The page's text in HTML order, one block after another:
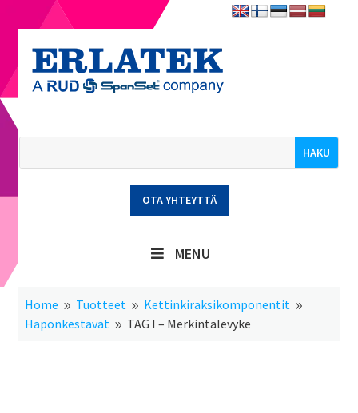
OTA YHTEYTTÄ
MENU
Home 9 Tuotteet 9 Kettinkiraksikomponentit 9
Haponkestävät 9 TAG I – Merkintälevyke